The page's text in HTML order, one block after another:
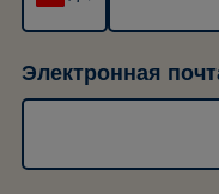
Электронная